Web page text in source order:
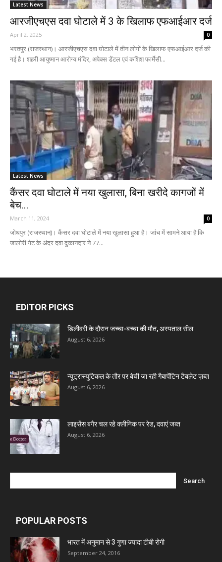
Latest News
आरजीएचएस दवा घोटाले में 3 के खिलाफ एफआईआर दर्ज
April 2, 2025 0
भरतपुर (राजस्थान)। आरजीएचएस दवा घोटाले में तीन लोगों के खिलाफ एफआईआर दर्ज की
गई है। शहरी आयुष्मान आरोग्य मंदिर, अपेक्स डेंटल एवं कशिश फार्मेसी...
Latest News
कैंसर दवा घोटाले में नया खुलासा, बिना खरीदे कागजों में
बेच...
March 11, 2024 0
जोधपुर (राजस्थान)। कैंसर दवा घोटाले में नया खुलासा हुआ है। जांच में सामने आया है कि
जालोरी गेट के अंदर दवा दुकानदार ने 77...
EDITOR PICKS
डिलीवरी के दौरान जच्चा-बच्चा की मौत, अस्पताल सील
August 6, 2026
न्यूट्रास्युटिकल के तौर पर बेची जा रही गैबापेंटिन टैबलेट ज़ब्त
August 6, 2026
लाइसेंस बगैर चल रहे क्लीनिक पर रेड, दवाएं जब्त
August 6, 2026
POPULAR POSTS
भारत में अनुमान से 3 गुणा ज्यादा टीबी रोगी
September 24, 2016